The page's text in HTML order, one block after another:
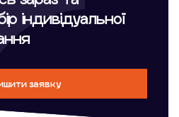
індивідуальної
заявку